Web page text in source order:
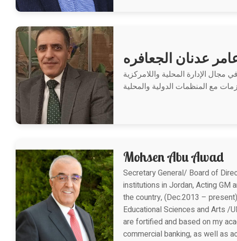
عدنان الجعافره
الإدارة المحلية واللامركزية
مع المنظمات الدولية والمحلية
Mohsen Abu Awad
Secretary General/ Board of
institutions in Jordan, Acting
the country, (Dec.2013 –
Educational Sciences and Arts /
are fortified and based on my
commercial banking, as well as